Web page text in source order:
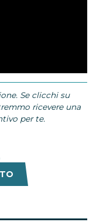
Se clicchi su
ricevere una
per te.